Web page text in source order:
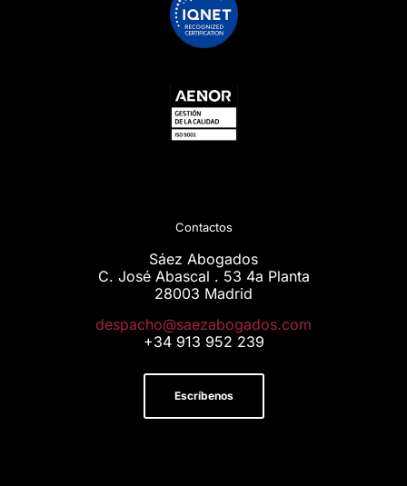
Contactos
Sáez Abogados
C. José Abascal . 53 4a Planta
28003 Madrid
moc.sodagobazeas@ohcapsed
+34 913 952 239
Escríbenos